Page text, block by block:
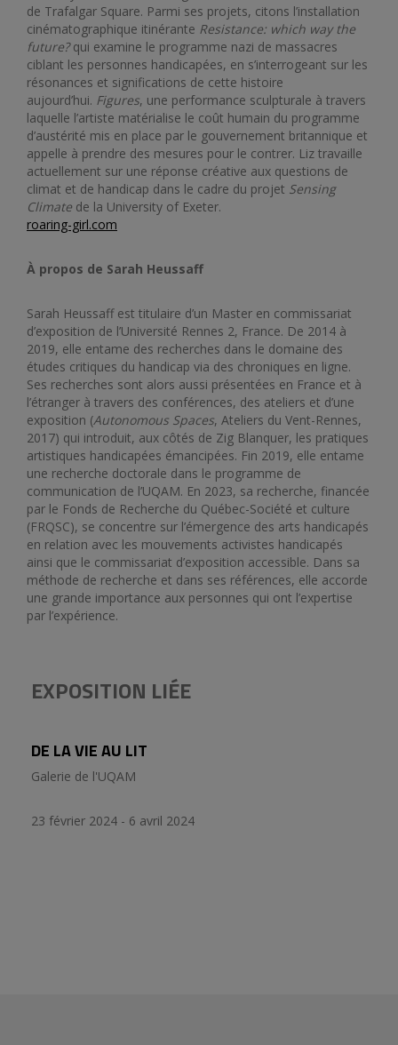
de Trafalgar Square. Parmi ses projets, citons l’installation
cinématographique itinérante Resistance: which way the
future?qui examine le programme nazi de massacres
ciblant les personnes handicapées, en s’interrogeant sur les
résonances et significations de cette histoire
aujourd’hui. Figures, une performance sculpturale à travers
laquelle l’artiste matérialise le coût humain du programme
d’austérité mis en place par le gouvernement britannique et
appelle à prendre des mesures pour le contrer. Liz travaille
actuellement sur une réponse créative aux questions de
climat et de handicap dans le cadre du projet Sensing
Climate de la University of Exeter.
roaring-girl.com
À propos de Sarah Heussaff
Sarah Heussaff est titulaire d’un Master en commissariat
d’exposition de l’Université Rennes 2, France. De 2014 à
2019, elle entame des recherches dans le domaine des
études critiques du handicap via des chroniques en ligne.
Ses recherches sont alors aussi présentées en France et à
l’étranger à travers des conférences, des ateliers et d’une
exposition (Autonomous Spaces, Ateliers du Vent-Rennes,
2017) qui introduit, aux côtés de Zig Blanquer, les pratiques
artistiques handicapées émancipées. Fin 2019, elle entame
une recherche doctorale dans le programme de
communication de l’UQAM. En 2023, sa recherche, financée
par le Fonds de Recherche du Québec-Société et culture
(FRQSC), se concentre sur l’émergence des arts handicapés
en relation avec les mouvements activistes handicapés
ainsi que le commissariat d’exposition accessible. Dans sa
méthode de recherche et dans ses références, elle accorde
une grande importance aux personnes qui ont l’expertise
par l’expérience.
EXPOSITION LIÉE
DE LA VIE AU LIT
Galerie de l'UQAM
23 février 2024 - 6 avril 2024